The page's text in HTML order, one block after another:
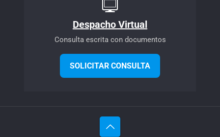
Despacho Virtual
Consulta escrita con documentos
SOLICITAR CONSULTA